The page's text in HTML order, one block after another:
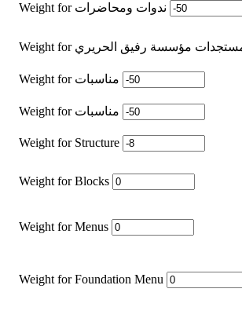
Weight for Structure
Weight for Blocks
Weight for Menus
Weight for Foundation Menu